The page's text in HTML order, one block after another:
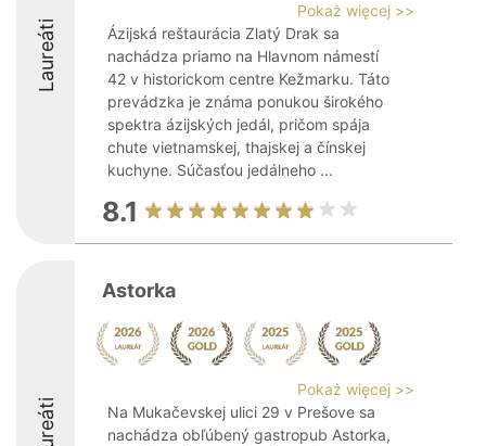
Laureáti
Pokaż więcej >>
Ázijská reštaurácia Zlatý Drak sa
nachádza priamo na Hlavnom námestí
42 v historickom centre Kežmarku. Táto
prevádzka je známa ponukou širokého
spektra ázijských jedál, pričom spája
chute vietnamskej, thajskej a čínskej
kuchyne. Súčasťou jedálneho ...
8.1
Astorka
Pokaż więcej >>
Na Mukačevskej ulici 29 v Prešove sa
nachádza obľúbený gastropub Astorka,